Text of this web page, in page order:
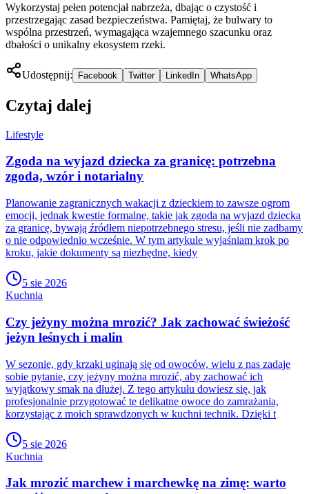
Wykorzystaj pełen potencjał nabrzeża, dbając o czystość i
przestrzegając zasad bezpieczeństwa. Pamiętaj, że bulwary to
wspólna przestrzeń, wymagająca wzajemnego szacunku oraz
dbałości o unikalny ekosystem rzeki.
Udostępnij: Facebook Twitter LinkedIn WhatsApp
Czytaj dalej
Lifestyle
Zgoda na wyjazd dziecka za granicę: potrzebna
zgoda, wzór i notarialny
Planowanie zagranicznych wakacji z dzieckiem to zawsze ogrom
emocji, jednak kwestie formalne, takie jak zgoda na wyjazd dziecka
za granicę, bywają źródłem niepotrzebnego stresu, jeśli nie zadbamy
o nie odpowiednio wcześnie. W tym artykule wyjaśniam krok po
kroku, jakie dokumenty są niezbędne, kiedy
5 sie 2026
Kuchnia
Czy jeżyny można mrozić? Jak zachować świeżość
jeżyn leśnych i malin
W sezonie, gdy krzaki uginają się od owoców, wielu z nas zadaje
sobie pytanie, czy jeżyny można mrozić, aby zachować ich
wyjątkowy smak na dłużej. Z tego artykułu dowiesz się, jak
profesjonalnie przygotować te delikatne owoce do zamrażania,
korzystając z moich sprawdzonych w kuchni technik. Dzięki t
5 sie 2026
Kuchnia
Jak mrozić marchew i marchewkę na zimę: warto